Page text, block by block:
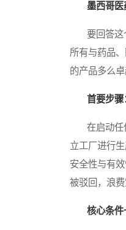
墨西哥医
要回答这个
所有与药品
的产品多么
首要步骤
在启动任何
立工厂进行
安全性与有
被驳回，浪费
核心条件